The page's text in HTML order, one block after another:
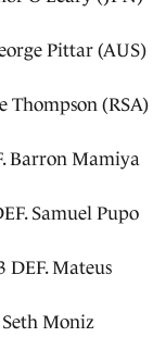
Pittar (AUS)
Thompson (RSA)
Barron Mamiya
Samuel Pupo
DEF. Mateus
Moniz